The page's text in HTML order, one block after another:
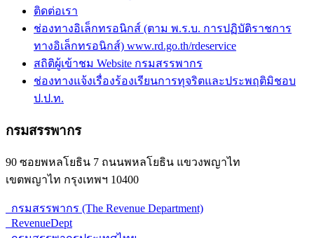
ติดต่อเรา
ช่องทางอิเล็กทรอนิกส์ (ตาม พ.ร.บ. การปฏิบัติราชการ
ทางอิเล็กทรอนิกส์) www.rd.go.th/rdeservice
สถิติผู้เข้าชม Website กรมสรรพากร
ช่องทางแจ้งเรื่องร้องเรียนการทุจริตและประพฤติมิชอบ
ป.ป.ท.
กรมสรรพากร
90 ซอยพหลโยธิน 7 ถนนพหลโยธิน แขวงพญาไท
เขตพญาไท กรุงเทพฯ 10400
กรมสรรพากร (The Revenue Department)
RevenueDept